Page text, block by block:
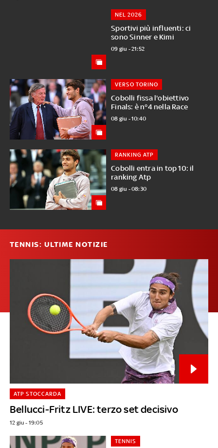
Sportivi più influenti: ci
sono Sinner e Kimi
NEL 2026
09 giu - 21:52
Cobolli fissa l'obiettivo
Finals: è n°4 nella Race
VERSO TORINO
08 giu - 10:40
Cobolli entra in top 10: il
ranking Atp
RANKING ATP
08 giu - 08:30
TENNIS: ULTIME NOTIZIE
Bellucci-Fritz LIVE: terzo set decisivo
ATP STOCCARDA
12 giu - 19:05
TENNIS